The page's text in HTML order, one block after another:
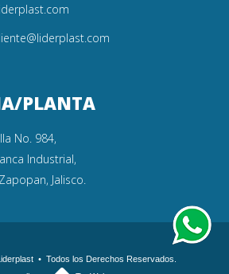
PLANTA
No. 984,
Industrial,
Jalisco.
• Todos los Derechos Reservados.